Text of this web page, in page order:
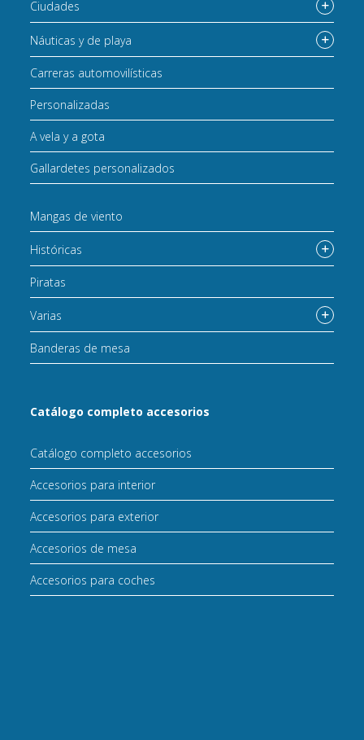
Ciudades
Náuticas y de playa
Carreras automovilísticas
Personalizadas
A vela y a gota
Gallardetes personalizados
Mangas de viento
Históricas
Piratas
Varias
Banderas de mesa
Catálogo completo accesorios
Catálogo completo accesorios
Accesorios para interior
Accesorios para exterior
Accesorios de mesa
Accesorios para coches